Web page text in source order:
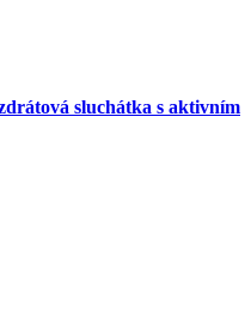
sluchátka s aktivním